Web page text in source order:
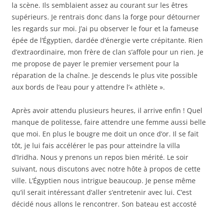
la scène. Ils semblaient assez au courant sur les êtres
supérieurs. Je rentrais donc dans la forge pour détourner
les regards sur moi. J’ai pu observer le four et la fameuse
épée de l’Égyptien, dardée d’énergie verte crépitante. Rien
d’extraordinaire, mon frère de clan s’affole pour un rien. Je
me propose de payer le premier versement pour la
réparation de la chaîne. Je descends le plus vite possible
aux bords de l’eau pour y attendre l’« athlète ».
Après avoir attendu plusieurs heures, il arrive enfin ! Quel
manque de politesse, faire attendre une femme aussi belle
que moi. En plus le bougre me doit un once d’or. Il se fait
tôt, je lui fais accélérer le pas pour atteindre la villa
d’Iridha. Nous y prenons un repos bien mérité. Le soir
suivant, nous discutons avec notre hôte à propos de cette
ville. L’Égyptien nous intrigue beaucoup. Je pense même
qu’il serait intéressant d’aller s’entretenir avec lui. C’est
décidé nous allons le rencontrer. Son bateau est accosté